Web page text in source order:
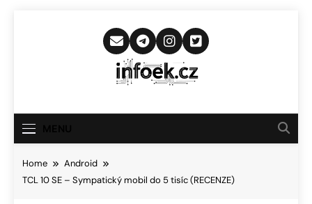
Infoek.cz
Novinkám
Home
Android
TCL 10 SE – Sympatický mobil do 5 tisíc (RECENZE)